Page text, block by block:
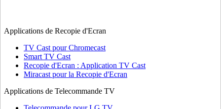
Applications de Recopie d'Ecran
TV Cast pour Chromecast
Smart TV Cast
Recopie d'Ecran : Application TV Cast
Miracast pour la Recopie d'Ecran
Applications de Telecommande TV